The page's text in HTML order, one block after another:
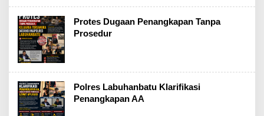
Protes Dugaan Penangkapan Tanpa
Prosedur
Polres Labuhanbatu Klarifikasi
Penangkapan AA